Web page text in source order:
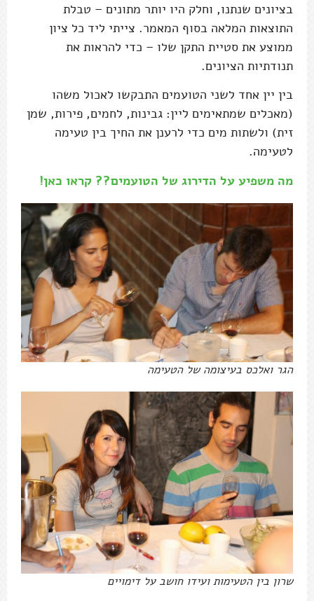
בציונים שנתנו, וחלק היו יותר מתונים – טבלת
התוצאות המלאה בסוף המאמר. צייתי ליד כל ציון
ממוצע את סטיית התקן שלו – כדי להראות את
תנודתיות הציונים.
בין יין אחד לשני הטועמים התבקשו לאכול משהו
(מאכלים שמתאימים ליין: גבינות, לחמים, פירות, שמן
זית) ולשתות מים כדי לרענן את החיך בין טעימה
לטעימה.
מה משפיע על הדירוג של הטועמים?? קראו כאן!
הגר ואלכס בעיצומה של הטעימה
שרון בין הטעימות ועידו חושב על דימויים